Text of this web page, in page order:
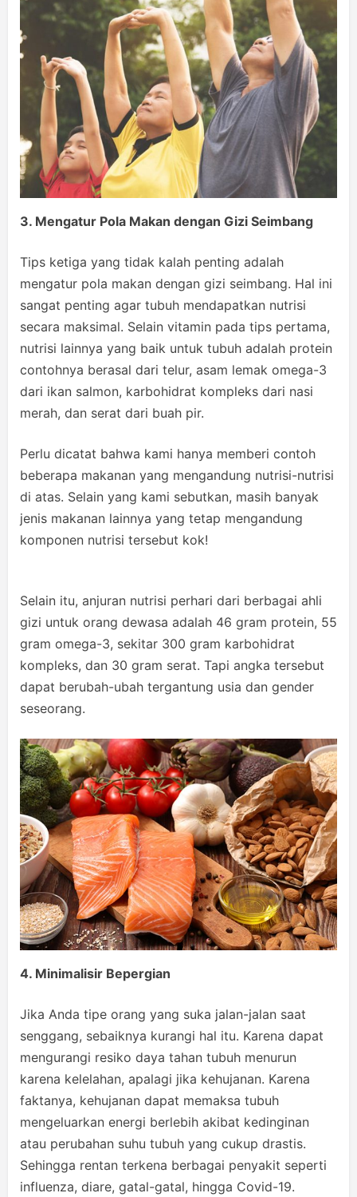
3. Mengatur Pola Makan dengan Gizi Seimbang
Tips ketiga yang tidak kalah penting adalah
mengatur pola makan dengan gizi seimbang. Hal ini
sangat penting agar tubuh mendapatkan nutrisi
secara maksimal. Selain vitamin pada tips pertama,
nutrisi lainnya yang baik untuk tubuh adalah protein
contohnya berasal dari telur, asam lemak omega-3
dari ikan salmon, karbohidrat kompleks dari nasi
merah, dan serat dari buah pir.
Perlu dicatat bahwa kami hanya memberi contoh
beberapa makanan yang mengandung nutrisi-nutrisi
di atas. Selain yang kami sebutkan, masih banyak
jenis makanan lainnya yang tetap mengandung
komponen nutrisi tersebut kok!
Selain itu, anjuran nutrisi perhari dari berbagai ahli
gizi untuk orang dewasa adalah 46 gram protein, 55
gram omega-3, sekitar 300 gram karbohidrat
kompleks, dan 30 gram serat. Tapi angka tersebut
dapat berubah-ubah tergantung usia dan gender
seseorang.
4. Minimalisir Bepergian
Jika Anda tipe orang yang suka jalan-jalan saat
senggang, sebaiknya kurangi hal itu. Karena dapat
mengurangi resiko daya tahan tubuh menurun
karena kelelahan, apalagi jika kehujanan. Karena
faktanya, kehujanan dapat memaksa tubuh
mengeluarkan energi berlebih akibat kedinginan
atau perubahan suhu tubuh yang cukup drastis.
Sehingga rentan terkena berbagai penyakit seperti
influenza, diare, gatal-gatal, hingga Covid-19.